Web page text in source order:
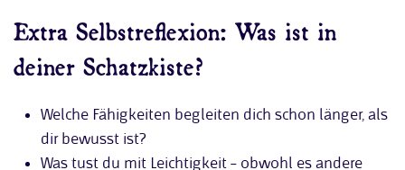
Extra Selbstreflexion: Was ist in
deiner Schatzkiste?
Welche Fähigkeiten begleiten dich schon länger, als
dir bewusst ist?
Was tust du mit Leichtigkeit – obwohl es andere